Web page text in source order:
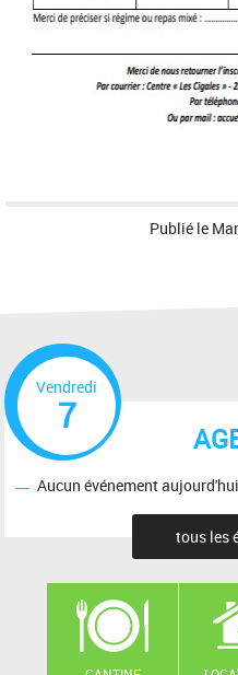
Publié le
Vendredi
7
Aucun événement aujourd'hui
tous les